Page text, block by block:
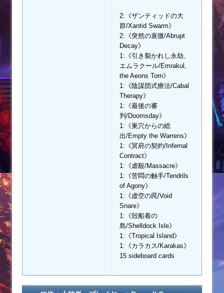
2:《ザンティッドの大
群/Xantid Swarm》
2:《突然の衰微/Abrupt
Decay》
1:《引き裂かれし永劫、
エムラクール/Emrakul,
the Aeons Torn》
1:《陰謀団式療法/Cabal
Therapy》
1:《最後の審
判/Doomsday》
1:《巣穴からの総
出/Empty the Warrens》
1:《冥府の契約/Infernal
Contract》
1:《虐殺/Massacre》
1:《苦悶の触手/Tendrils
of Agony》
1:《虚空の罠/Void
Snare》
1:《殻船着の
島/Shelldock Isle》
1:《Tropical Island》
1:《カラカス/Karakas》
15 sideboard cards